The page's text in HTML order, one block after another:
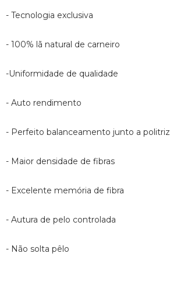
- Tecnologia exclusiva
- 100% lã natural de carneiro
-Uniformidade de qualidade
- Auto rendimento
- Perfeito balanceamento junto a politriz
- Maior densidade de fibras
- Excelente memória de fibra
- Autura de pelo controlada
- Não solta pêlo